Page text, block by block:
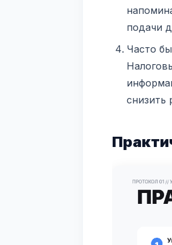
подачи
Часто
снизить